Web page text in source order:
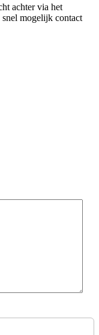
achter via het
mogelijk contact